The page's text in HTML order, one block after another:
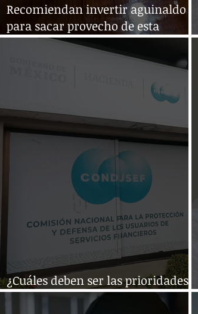
Recomiendan invertir aguinaldo
para sacar provecho de esta
prestación
¿Cuáles deben ser las prioridades
al recibir el aguinaldo?